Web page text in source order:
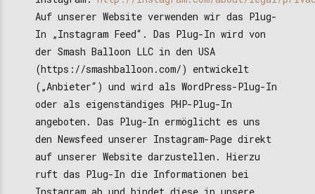
Auf unserer Website verwenden wir das Plug-
In „Instagram Feed“. Das Plug-In wird von
der Smash Balloon LLC in den USA
(https://smashballoon.com/) entwickelt
(„Anbieter“) und wird als WordPress-Plug-In
oder als eigenständiges PHP-Plug-In
angeboten. Das Plug-In ermöglicht es uns
den Newsfeed unserer Instagram-Page direkt
auf unserer Website darzustellen. Hierzu
ruft das Plug-In die Informationen bei